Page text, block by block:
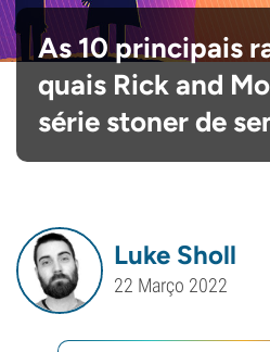
As 10 principais
quais Rick and
série stoner de
Luke Sholl
22 Março 2022